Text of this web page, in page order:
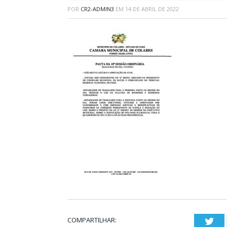
POR CR2-ADMIN3 EM 14 DE ABRIL DE 2022
COMPARTILHAR: